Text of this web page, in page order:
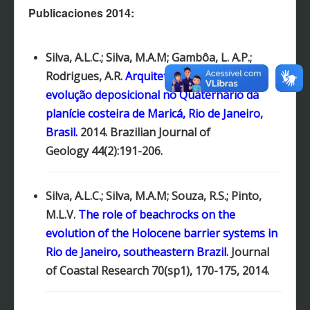
PARTICIPANTES
MATERIAL MULTIMEDIA
SOFTWARES Y SISTEMAS
Publicaciones 2014:
Silva, A.L.C.; Silva, M.A.M;Gambôa, L. A.P.;
Rodrigues, A.R.Arquitetura sedimentar e
evolução deposicional no Quaternário da
planície costeira de Maricá, Rio de Janeiro,
Brasil. 2014. Brazilian Journal of
Geology 44(2):191-206.
Silva, A.L.C.; Silva, M.A.M;Souza, R.S.; Pinto,
M.L.V. The role of beachrocks on the
evolution of the Holocene barrier systems in
Rio de Janeiro, southeastern Brazil. Journal
of Coastal Research 70(sp1), 170-175, 2014.